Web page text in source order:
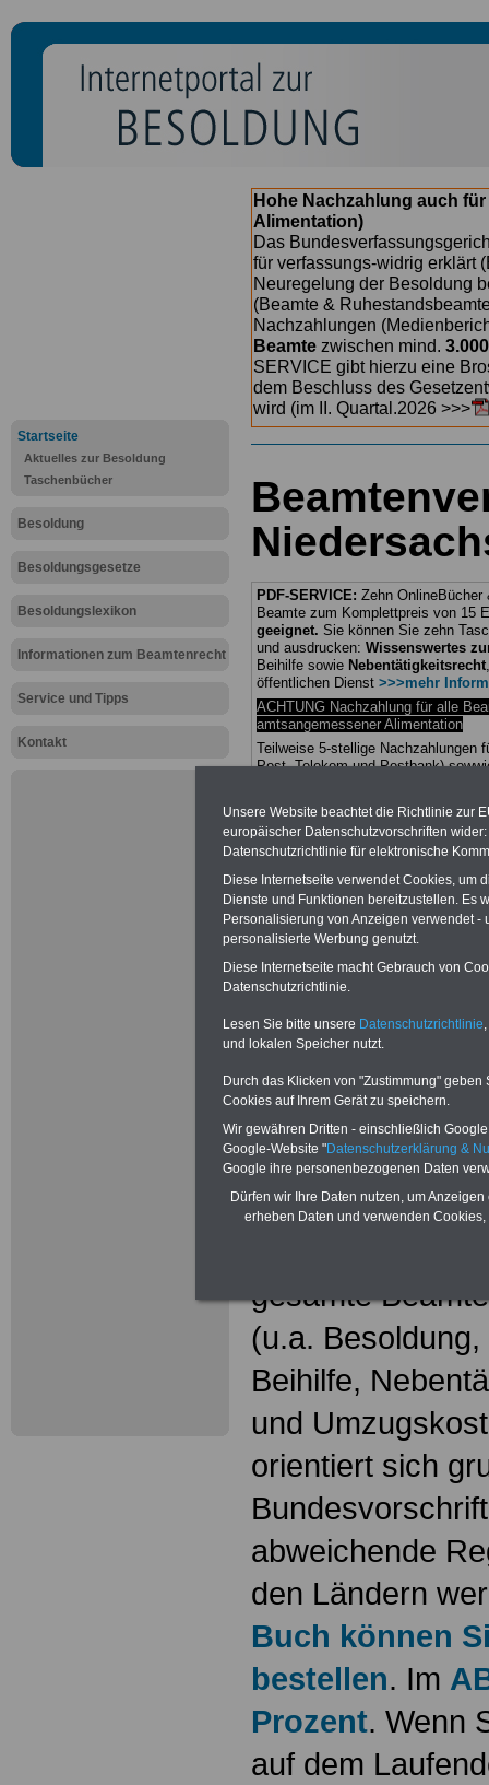
Startseite
Aktuelles zur Besoldung
Taschenbücher
Besoldung
Besoldungsgesetze
Besoldungslexikon
Informationen zum Beamtenrecht
Service und Tipps
Kontakt
Hohe Nachzahlung auch
Alimentation)
Das
für verfassungs-widrig erklärt
Neuregelung der Besoldung
(Beamte &
Nachzahlungen
Beamte zwischen mind.
SERVICE gibt hierzu eine
dem Beschluss des
wird (im II. Quartal.2026 >>>
PDF-SERVICE: Zehn
Beamte zum Komplettpreis von 15
geeignet. Sie können Sie zehn
und ausdrucken: Wissenswertes
Beihilfe sowie Nebentätigkeitsrecht
öffentlichen Dienst >>>mehr
ACHTUNG Nachzahlung für alle
amtsangemessener Alimentation
Teilweise 5-stellige Nachzahlungen
Post, Telekom und Postbank)
Hier die
abschließen!
Neu
Beamte
Das beliebte
gesamte
(u.a.
Beihilfe,
und
orientiert sich
abweichende
den Ländern
Buch können
bestellen. Im
Prozent. Wenn
auf dem
Unsere Website beachtet die Richtlinie zur
europäischer Datenschutzvorschriften
Datenschutzrichtlinie für elektronische
Diese Internetseite verwendet Cookies, um
Dienste und Funktionen bereitzustellen. Es
Personalisierung von Anzeigen verwendet
personalisierte Werbung genutzt.
Diese Internetseite macht Gebrauch von
Datenschutzrichtlinie.
Lesen Sie bitte unsere Datenschutzrichtlinie
und lokalen Speicher nutzt.
Durch das Klicken von "Zustimmung"
Cookies auf Ihrem Gerät zu speichern.
Wir gewähren Dritten - einschließlich
Google-Website "Datenschutzerklärung &
Google ihre personenbezogenen Daten
Dürfen wir Ihre Daten nutzen, um
erheben Daten und verwenden